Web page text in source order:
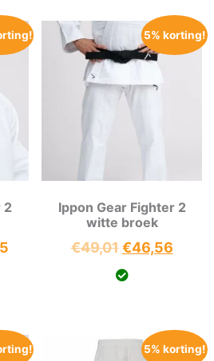
2
Prijsklasse:
5% korting!
Ippon Gear Fighter 2
witte broek
€49,01
prijs
€46,56
5% korting!